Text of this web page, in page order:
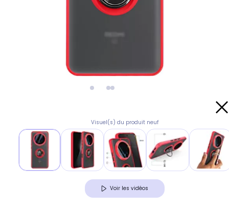
Visuel(s) du produit neuf
Voir les vidéos